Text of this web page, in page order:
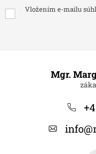
Vložením e-mailu
Mgr.
info@